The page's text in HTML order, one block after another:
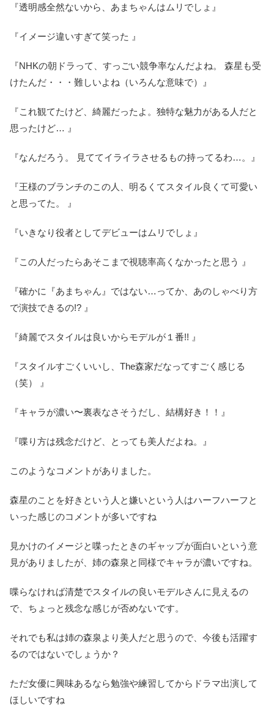
『透明感全然ないから、あまちゃんはムリでしょ』
『イメージ違いすぎて笑った 』
『NHKの朝ドラって、すっごい競争率なんだよね。 森星も受
けたんだ・・・難しいよね（いろんな意味で）』
『これ観てたけど、綺麗だったよ。独特な魅力がある人だと
思ったけど… 』
『なんだろう。 見ててイライラさせるもの持ってるわ…。』
『王様のブランチのこの人、明るくてスタイル良くて可愛い
と思ってた。 』
『いきなり役者としてデビューはムリでしょ』
『この人だったらあそこまで視聴率高くなかったと思う 』
『確かに『あまちゃん』ではない…ってか、あのしゃべり方
で演技できるの!? 』
『綺麗でスタイルは良いからモデルが１番!! 』
『スタイルすごくいいし、The森家だなってすごく感じる
（笑） 』
『キャラが濃い〜裏表なさそうだし、結構好き！！』
『喋り方は残念だけど、とっても美人だよね。』
このようなコメントがありました。
森星のことを好きという人と嫌いという人はハーフハーフと
いった感じのコメントが多いですね
見かけのイメージと喋ったときのギャップが面白いという意
見がありましたが、姉の森泉と同様でキャラが濃いですね。
喋らなければ清楚でスタイルの良いモデルさんに見えるの
で、ちょっと残念な感じが否めないです。
それでも私は姉の森泉より美人だと思うので、今後も活躍す
るのではないでしょうか？
ただ女優に興味あるなら勉強や練習してからドラマ出演して
ほしいですね